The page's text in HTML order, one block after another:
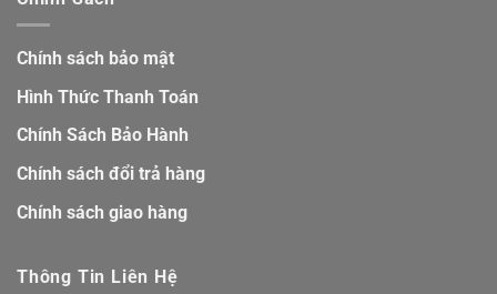
Chính sách bảo mật
Hình Thức Thanh Toán
Chính Sách Bảo Hành
Chính sách đổi trả hàng
Chính sách giao hàng
Thông Tin Liên Hệ